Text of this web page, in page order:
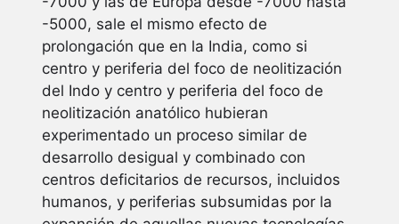
-5000, sale el mismo efecto de
prolongación que en la India, como si
centro y periferia del foco de neolitización
del Indo y centro y periferia del foco de
neolitización anatólico hubieran
experimentado un proceso similar de
desarrollo desigual y combinado con
centros deficitarios de recursos, incluidos
humanos, y periferias subsumidas por la